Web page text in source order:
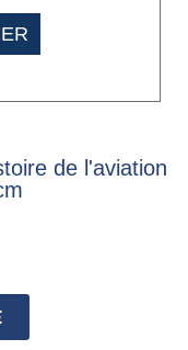
de l'aviation